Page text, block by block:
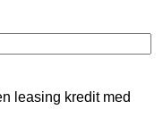
leasing kredit med